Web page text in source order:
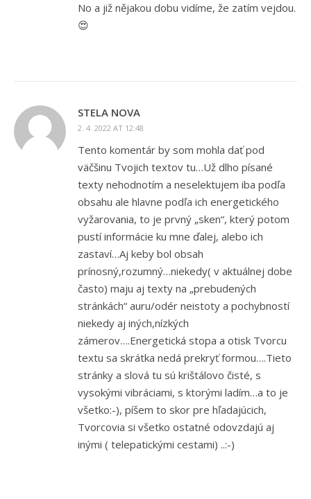
No a již nějakou dobu vidíme, že zatím vejdou.
😍
STELA NOVA
2. 4. 2022 AT 12:48
Tento komentár by som mohla dať pod
väčšinu Tvojich textov tu…Už dlho písané
texty nehodnotím a neselektujem iba podľa
obsahu ale hlavne podľa ich energetického
vyžarovania, to je prvný „sken“, který potom
pustí informácie ku mne ďalej, alebo ich
zastaví…Aj keby bol obsah
prínosný,rozumný…niekedy( v aktuálnej dobe
často) maju aj texty na „prebudených
stránkách“ auru/odér neistoty a pochybností
niekedy aj iných,nízkých
zámerov….Energetická stopa a otisk Tvorcu
textu sa skrátka nedá prekryť formou….Tieto
stránky a slová tu sú krištálovo čisté, s
vysokými vibráciami, s ktorými ladím…a to je
všetko:-), píšem to skor pre hľadajúcich,
Tvorcovia si všetko ostatné odovzdajú aj
inými ( telepatickými cestami) ..:-)